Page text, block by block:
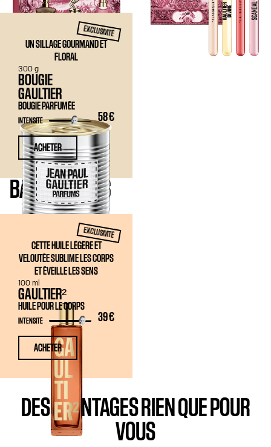
EXCLUSIVITÉ
UN SILLAGE GOURMAND ET
FLORAL
BOUGIE
GAULTIER
BOUGIE PARFUMÉE
58 €
INTENSITÉ
300 g
ACHETER
BAIN& CORPS
EXCLUSIVITÉ
CETTE HUILE LÉGÈRE ET
VELOUTÉE SUBLIME LES CORPS
ET ÉVEILLE LES SENS
GAULTIER²
HUILE POUR LE CORPS
39 €
INTENSITÉ
100 ml
ACHETER
DES AVANTAGES RIEN QUE POUR
VOUS